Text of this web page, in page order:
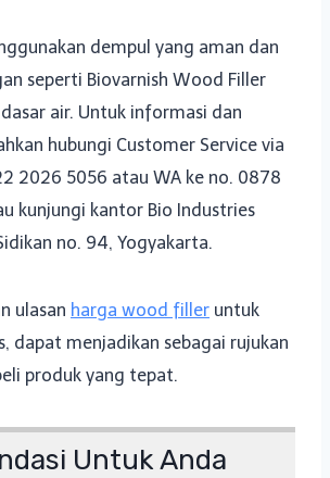
dempul yang aman dan
seperti Biovarnish Wood Filler
air. Untuk informasi dan
hubungi Customer Service via
2026 5056 atau WA ke no. 0878
kunjungi kantor Bio Industries
no. 94, Yogyakarta.
ulasan harga wood filler untuk
dapat menjadikan sebagai rujukan
produk yang tepat.
Untuk Anda